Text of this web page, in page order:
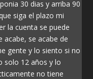
30 dias y arriba 90
siga el plazo mi
la cuenta se puede
acabe, se acabe de
gente y lo siento si no
solo 12 años y lo
no tiene